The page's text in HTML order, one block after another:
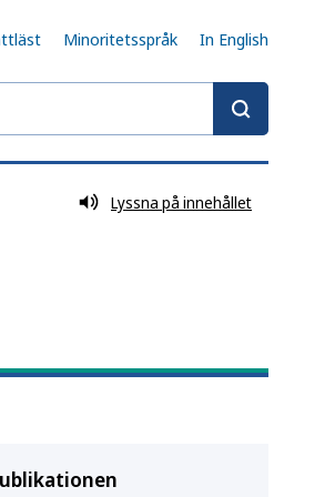
Minoritetsspråk In English
Lyssna på innehållet